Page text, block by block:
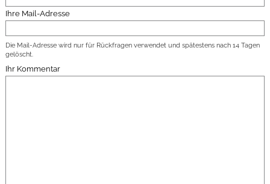
Ihre Mail-Adresse
Die Mail-Adresse wird nur für Rückfragen verwendet und spätestens nach 14 Tagen
gelöscht.
Ihr Kommentar